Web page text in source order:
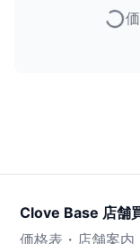
Clove Base 店舗
価格表・店舗案内